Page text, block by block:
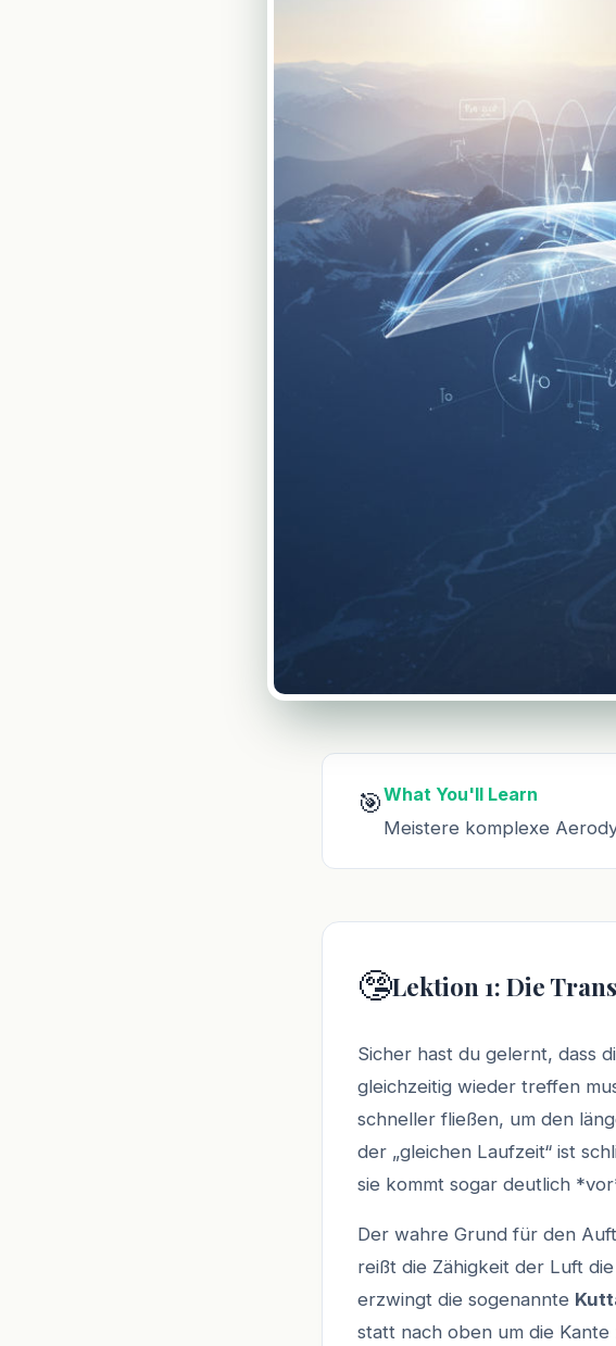
🎯What You'll Learn
Meistere komplexe
🤥Lektion 1: Die
Sicher hast du gelernt, dass
gleichzeitig wieder treffen
schneller fließen, um den
der „gleichen Laufzeit“ ist
sie kommt sogar deutlich
Der wahre Grund für den
reißt die Zähigkeit der Luft
erzwingt die sogenannte
statt nach oben um die